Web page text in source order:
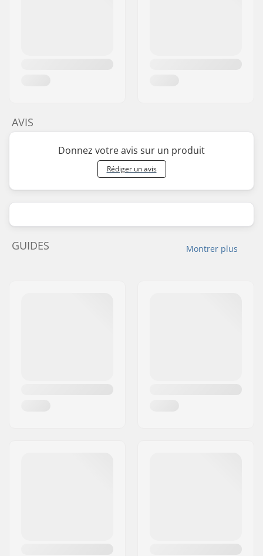
AVIS
Donnez votre avis sur un produit
Rédiger un avis
Montrer plus
GUIDES